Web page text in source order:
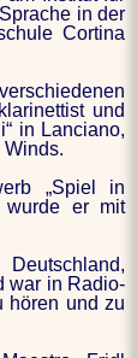
in der
Cortina
und
in Lanciano,
„Spiel in
wurde er mit
war in Radio-
hören und zu